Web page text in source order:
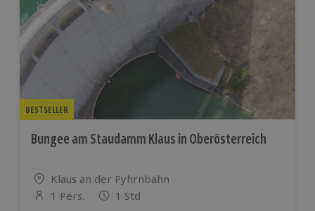
BESTSELLER
Bungee am Staudamm Klaus in Oberösterreich
Standort
Klaus an der Pyhrnbahn
Anzahl der Teilnehmer
1 Pers. 1 Std